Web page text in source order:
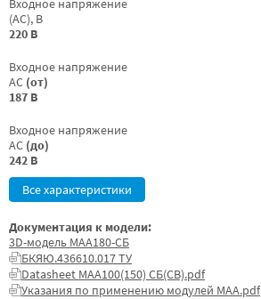
(AC), В
220 В
Входное напряжение
AC (от)
187 В
Входное напряжение
AC (до)
242 В
Все характеристики
Документация к модели:
3D-модель МАА180-СБ
БКЯЮ.436610.017 ТУ
Datasheet МАА100(150) СБ(СВ).pdf
Указания по применению модулей МАА.pdf